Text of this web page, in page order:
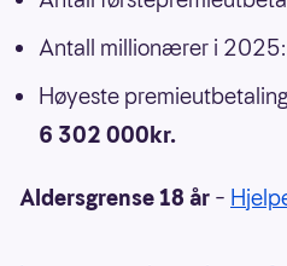
Antall millionærer i 2025:
Høyeste
6 302 000kr.
Aldersgrense 18 år –